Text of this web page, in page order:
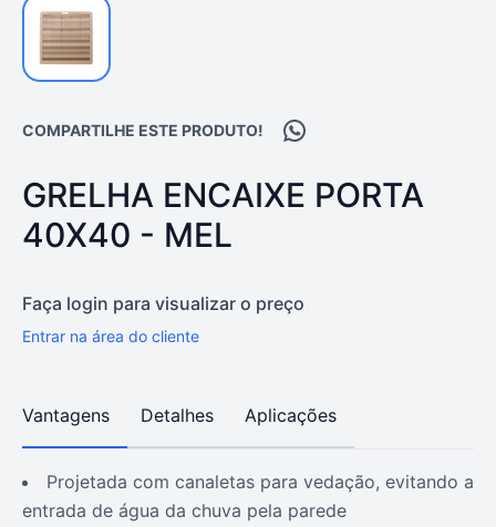
COMPARTILHE ESTE PRODUTO! Compartilhar no
PRODUTO:
GRELHA ENCAIXE PORTA
40X40 - MEL
Faça login para visualizar o preço
Entrar na área do cliente
Vantagens Detalhes Aplicações
projetada com canaletas para vedação, evitando a
entrada de água da chuva pela parede